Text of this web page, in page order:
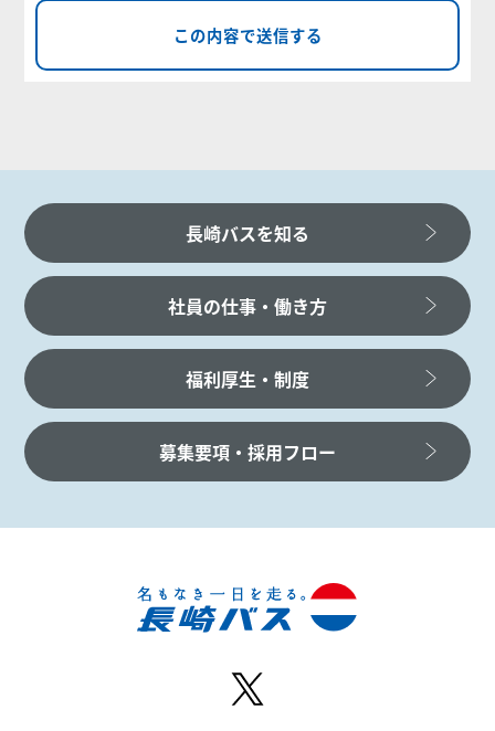
長崎バスを知る
社員の仕事・働き方
福利厚生・制度
募集要項・採用フロー